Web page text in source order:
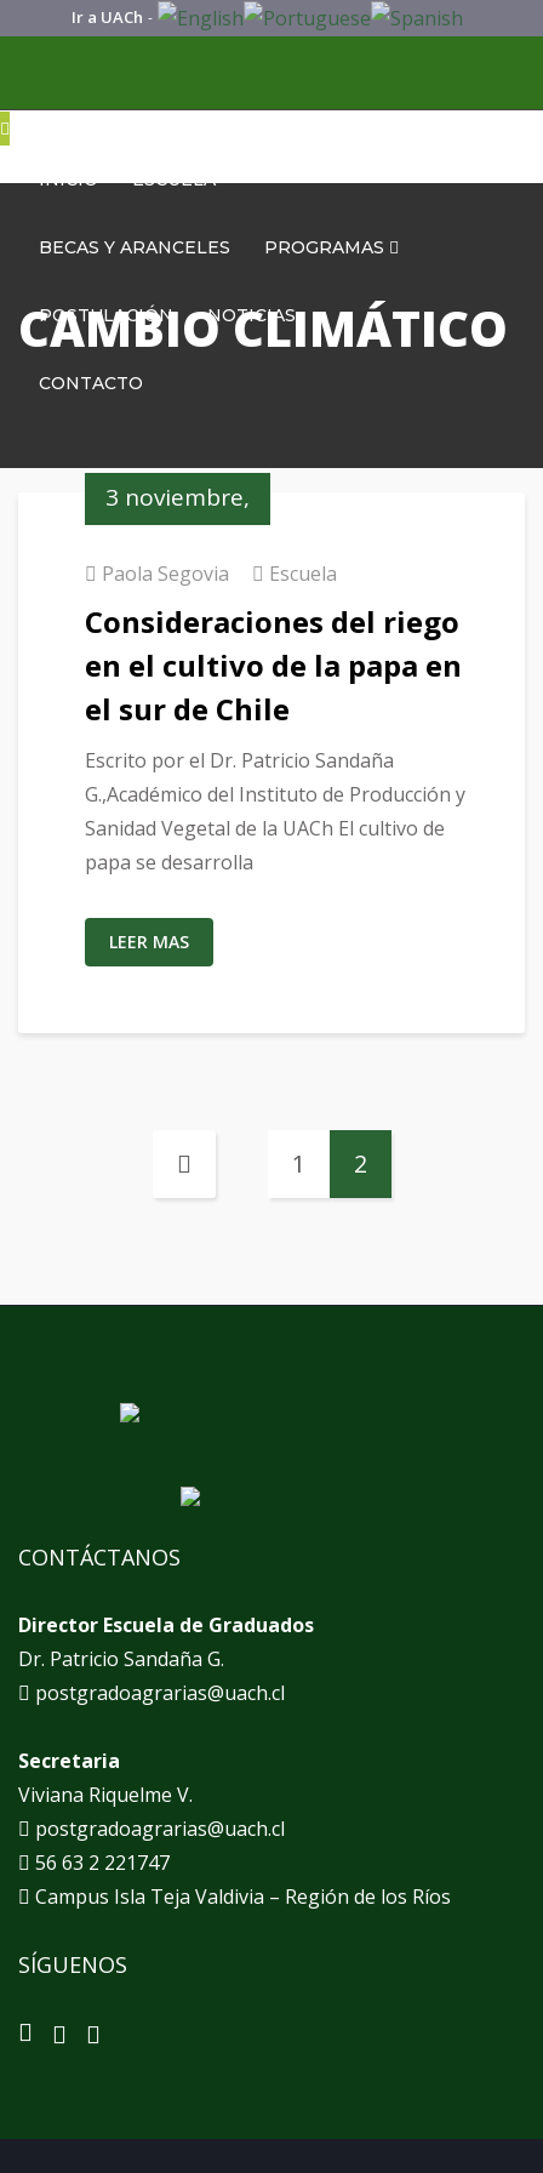
Ir a UACh -
INICIO ESCUELA
BECAS Y ARANCELES PROGRAMAS
POSTULACIÓN NOTICIAS
CONTACTO
CAMBIO CLIMÁTICO
3 noviembre,
Paola Segovia Escuela
Consideraciones del riego
en el cultivo de la papa en
el sur de Chile
Escrito por el Dr. Patricio Sandaña
G.,Académico del Instituto de Producción y
Sanidad Vegetal de la UACh El cultivo de
papa se desarrolla
LEER MAS
1 2
CONTÁCTANOS
Director Escuela de Graduados
Dr. Patricio Sandaña G.
postgradoagrarias@uach.cl
Secretaria
Viviana Riquelme V.
postgradoagrarias@uach.cl
56 63 2 221747
Campus Isla Teja Valdivia – Región de los Ríos
SÍGUENOS